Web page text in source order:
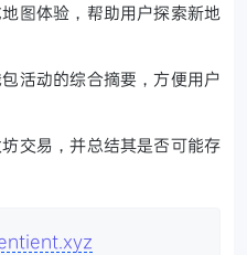
图体验，帮助用户探索新地
活动的综合摘要，方便用户
交易，并总结其是否可能存